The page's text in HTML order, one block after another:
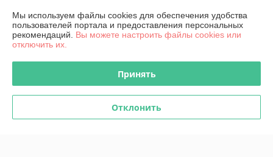
О нас
Контакты
Доставка и оплата
График работы
Мы используем файлы cookies для обеспечения удобства
пользователей портала и предоставления персональных
рекомендаций. Вы можете настроить файлы cookies или
отключить их.
Принять
Отклонить